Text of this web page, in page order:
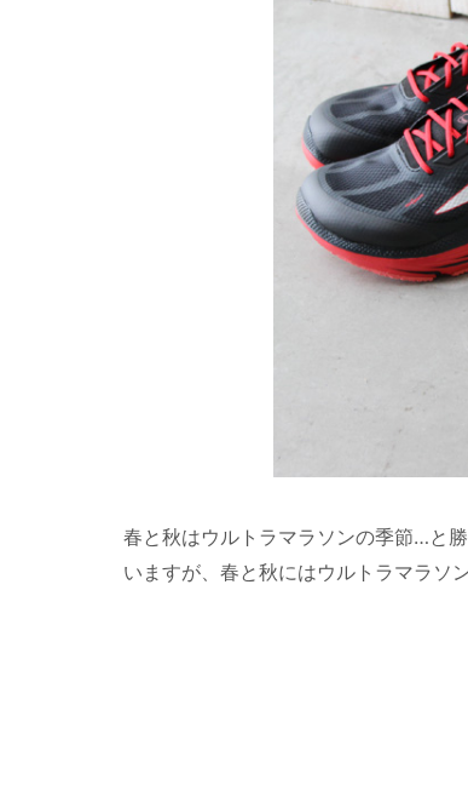
春と秋はウルトラマラソンの季節…と
いますが、春と秋にはウルトラマラソ